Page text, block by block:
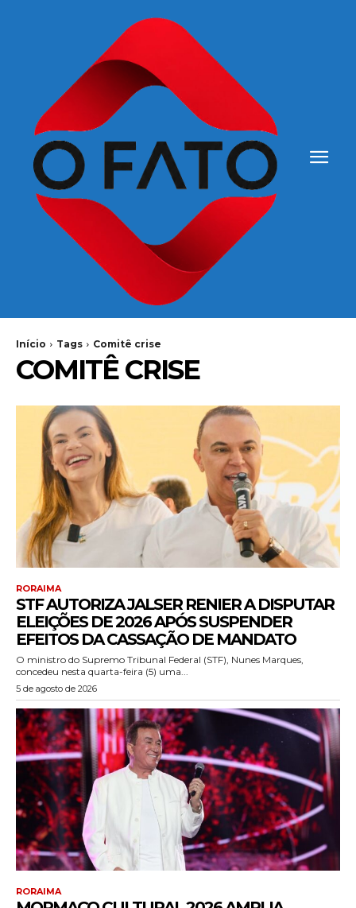
Início Tags Comitê crise
COMITÊ CRISE
RORAIMA
STF AUTORIZA JALSER RENIER A DISPUTAR
ELEIÇÕES DE 2026 APÓS SUSPENDER
EFEITOS DA CASSAÇÃO DE MANDATO
O ministro do Supremo Tribunal Federal (STF), Nunes Marques,
concedeu nesta quarta-feira (5) uma...
5 de agosto de 2026
RORAIMA